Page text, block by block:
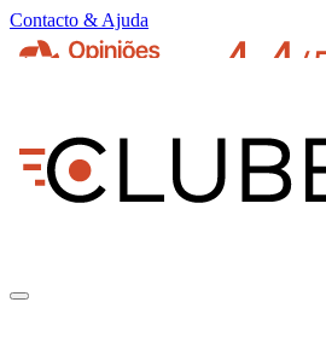
Contacto & Ajuda